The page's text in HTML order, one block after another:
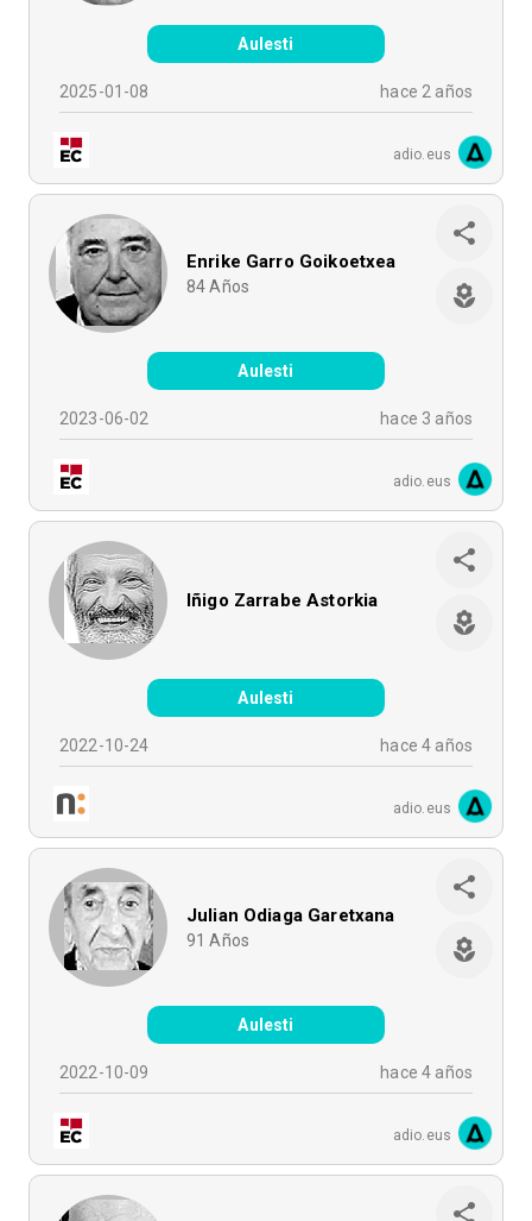
Aulesti
2025-01-08 hace 2 años
adio.eus
Enrike Garro Goikoetxea
84 Años
Aulesti
2023-06-02 hace 3 años
adio.eus
Iñigo Zarrabe Astorkia
Aulesti
2022-10-24 hace 4 años
adio.eus
Julian Odiaga Garetxana
91 Años
Aulesti
2022-10-09 hace 4 años
adio.eus